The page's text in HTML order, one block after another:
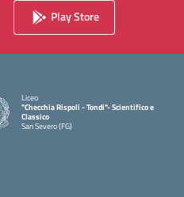
Play Store
Liceo
"Checchia Rispoli - Tondi"- Scientifico e
Classico
San Severo (FG)